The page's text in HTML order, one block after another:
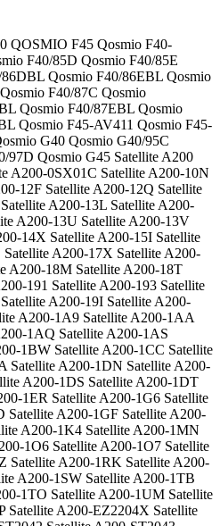
QOSMIO F45 Qosmio F40-
F40/85D Qosmio F40/85E
Qosmio F40/86EBL Qosmio
F40/87C Qosmio
Qosmio F40/87EBL Qosmio
Qosmio F45-AV411 Qosmio F45-
G40 Qosmio G40/95C
97D Qosmio G45 Satellite A200
A200-0SX01C Satellite A200-10N
12F Satellite A200-12Q Satellite
A200-13L Satellite A200-
A200-13U Satellite A200-13V
14X Satellite A200-15I Satellite
A200-17X Satellite A200-
A200-18M Satellite A200-18T
191 Satellite A200-193 Satellite
A200-19I Satellite A200-
A200-1A9 Satellite A200-1AA
1AQ Satellite A200-1AS
1BW Satellite A200-1CC Satellite
Satellite A200-1DN Satellite A200-
A200-1DS Satellite A200-1DT
1ER Satellite A200-1G6 Satellite
Satellite A200-1GF Satellite A200-
A200-1K4 Satellite A200-1MN
1O6 Satellite A200-1O7 Satellite
Satellite A200-1RK Satellite A200-
A200-1SW Satellite A200-1TB
1TO Satellite A200-1UM Satellite
Satellite A200-EZ2204X Satellite